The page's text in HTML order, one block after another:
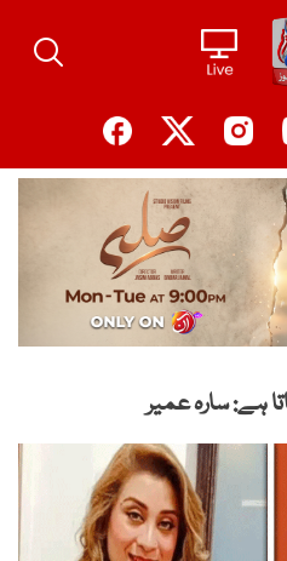
ہے: سارہ عمیر